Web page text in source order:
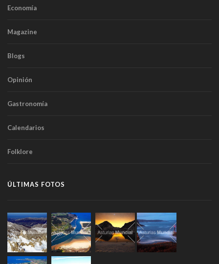
Economía
Magazine
Blogs
Opinión
Gastronomía
Calendarios
Folklore
ÚLTIMAS FOTOS